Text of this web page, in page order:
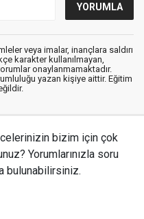
veya imalar, inançlara saldırı
karakter kullanılmayan,
onaylanmamaktadır.
yazan kişiye aittir. Eğitim
bizim için çok
Yorumlarınızla soru
bulunabilirsiniz.